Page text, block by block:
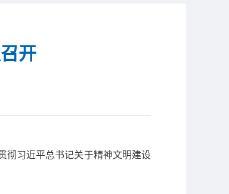
开
彻习近平总书记关于精神文明建设